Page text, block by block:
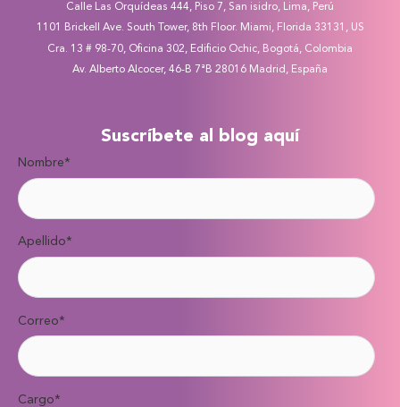
Calle Las Orquídeas 444, Piso 7, San isidro, Lima, Perú
1101 Brickell Ave. South Tower, 8th Floor. Miami, Florida 33131, US
Cra. 13 # 98-70, Oficina 302, Edificio Ochic, Bogotá, Colombia
Av. Alberto Alcocer, 46-B 7ªB 28016 Madrid, España
Suscríbete al blog aquí
Nombre*
Apellido*
Correo*
Cargo*